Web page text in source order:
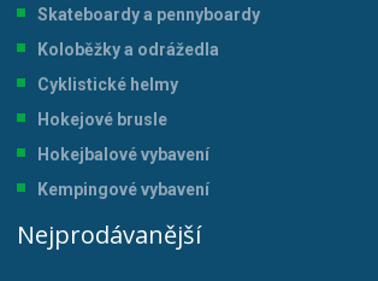
Skateboardy a pennyboardy
Koloběžky a odrážedla
Cyklistické helmy
Hokejové brusle
Hokejbalové vybavení
Kempingové vybavení
Nejprodávanější